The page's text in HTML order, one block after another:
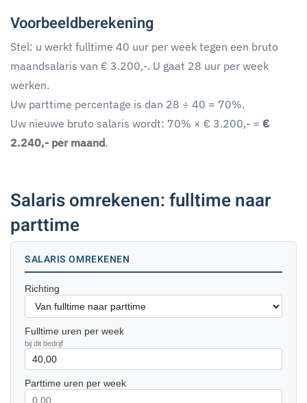
Voorbeeldberekening
Stel: u werkt fulltime 40 uur per week tegen een bruto
maandsalaris van € 3.200,-. U gaat 28 uur per week
werken.
Uw parttime percentage is dan 28 ÷ 40 = 70%.
Uw nieuwe bruto salaris wordt: 70% × € 3.200,- = €
2.240,- per maand.
Salaris omrekenen: fulltime naar
parttime
SALARIS OMREKENEN
Richting
Fulltime uren per week
bij dit bedrijf
Parttime uren per week